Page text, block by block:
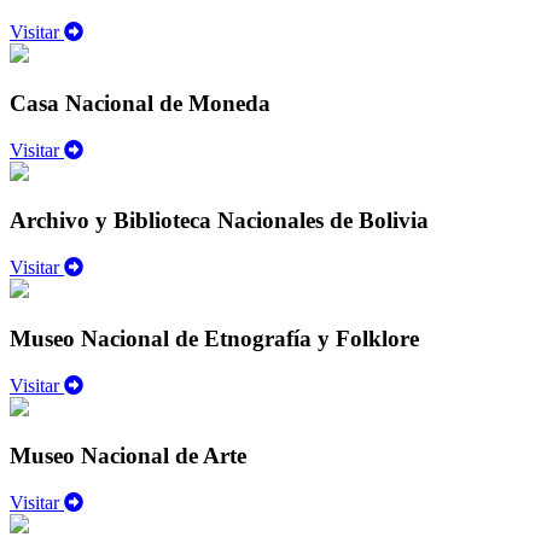
Visitar
Casa Nacional de Moneda
Visitar
Archivo y Biblioteca Nacionales de Bolivia
Visitar
Museo Nacional de Etnografía y Folklore
Visitar
Museo Nacional de Arte
Visitar